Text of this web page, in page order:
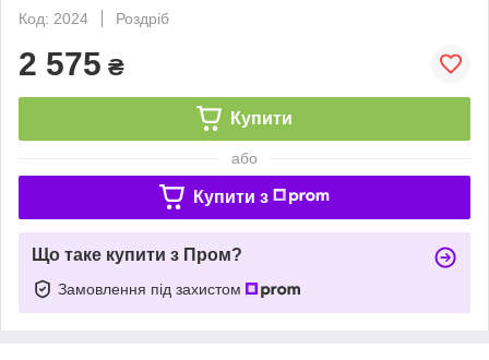
Код: 2024
Роздріб
2 575 ₴
Купити
або
Купити з
Що таке купити з Пром?
Замовлення під захистом